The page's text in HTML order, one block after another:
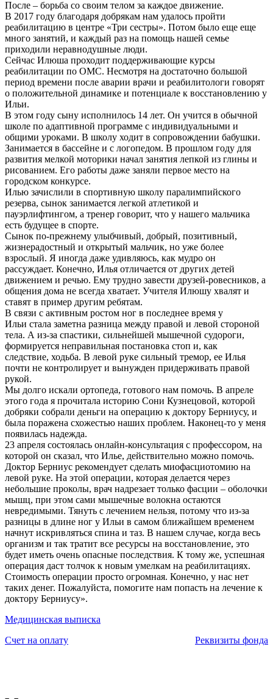
После – борьба со своим телом за каждое движение.
В 2017 году благодаря добрякам нам удалось пройти
реабилитацию в центре «Три сестры». Потом было еще еще
много занятий, и каждый раз на помощь нашей семье
приходили неравнодушные люди.
Сейчас Илюша проходит поддерживающие курсы
реабилитации по ОМС. Несмотря на достаточно большой
период времени после аварии врачи и реабилитологи говорят
о положительной динамике и потенциале к восстановлению у
Ильи.
В этом году сыну исполнилось 14 лет. Он учится в обычной
школе по адаптивной программе с индивидуальными и
общими уроками. В школу ходит в сопровождении бабушки.
Занимается в бассейне и с логопедом. В прошлом году для
развития мелкой моторики начал занятия лепкой из глины и
рисованием. Его работы даже заняли первое место на
городском конкурсе.
Илью зачислили в спортивную школу паралимпийского
резерва, сынок занимается легкой атлетикой и
пауэрлифтингом, а тренер говорит, что у нашего мальчика
есть будущее в спорте.
Сынок по-прежнему улыбчивый, добрый, позитивный,
жизнерадостный и открытый мальчик, но уже более
взрослый. Я иногда даже удивляюсь, как мудро он
рассуждает. Конечно, Илья отличается от других детей
движением и речью. Ему трудно завести друзей-ровесников, а
общения дома не всегда хватает. Учителя Илюшу хвалят и
ставят в пример другим ребятам.
В связи с активным ростом ног в последнее время у
Ильи стала заметна разница между правой и левой стороной
тела. А из-за спастики, сильнейшей мышечной судороги,
формируется неправильная постановка стоп и, как
следствие, ходьба. В левой руке сильный тремор, ее Илья
почти не контролирует и вынужден придерживать правой
рукой.
Мы долго искали ортопеда, готового нам помочь. В апреле
этого года я прочитала историю Сони Кузнецовой, которой
добряки собрали деньги на операцию к доктору Берниусу, и
была поражена схожестью наших проблем. Наконец-то у меня
появилась надежда.
23 апреля состоялась онлайн-консультация с профессором, на
которой он сказал, что Илье, действительно можно помочь.
Доктор Берниус рекомендует сделать миофасциотомию на
левой руке. На этой операции, которая делается через
небольшие проколы, врач надрезает только фасции – оболочки
мышц, при этом сами мышечные волокна остаются
невредимыми. Тянуть с лечением нельзя, потому что из-за
разницы в длине ног у Ильи в самом ближайшем временем
начнут искривляться спина и таз. В нашем случае, когда весь
организм и так тратит все ресурсы на восстановление, это
будет иметь очень опасные последствия. К тому же, успешная
операция даст толчок к новым умелкам на реабилитациях.
Стоимость операции просто огромная. Конечно, у нас нет
таких денег. Пожалуйста, помогите нам попасть на лечение к
доктору Берниусу».
Медицинская выписка
Счет на оплату
Реквизиты фонда